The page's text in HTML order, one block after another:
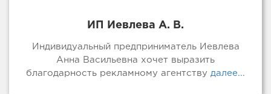
ИП Иевлева А. В.
Индивидуальный предприниматель Иевлева
Анна Васильевна хочет выразить
благодарность рекламному агентству далее...